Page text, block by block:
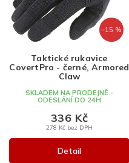
–15 %
Taktické rukavice
CovertPro - černé, Armored
Claw
SKLADEM NA PRODEJNĚ -
ODESLÁNÍ DO 24H
278 Kč bez DPH
336 Kč
Detail